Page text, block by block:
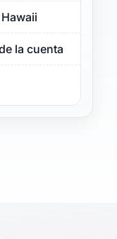
la cuenta